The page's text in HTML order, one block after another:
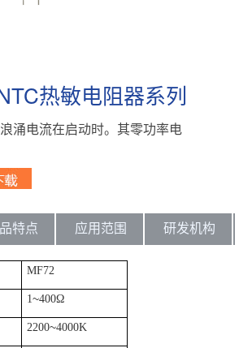
热敏电阻器系列
涌电流在启动时。其零功率电
特点 应用范围 研发机构
MF72
1~400Ω
2200~4000K